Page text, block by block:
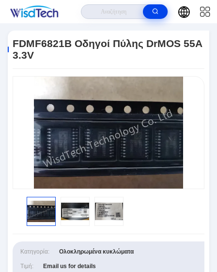
Πύλης DrMOS 55A 3.3V
FDMF6821B Οδηγοί Πύλης DrMOS 55A
3.3V
Κατηγορία: Ολοκληρωμένα κυκλώματα
Τιμή: Email us for details